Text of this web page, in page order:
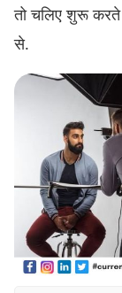
तो चलिए शुरू
से.